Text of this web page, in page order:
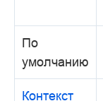
По
умолчанию
Контекст